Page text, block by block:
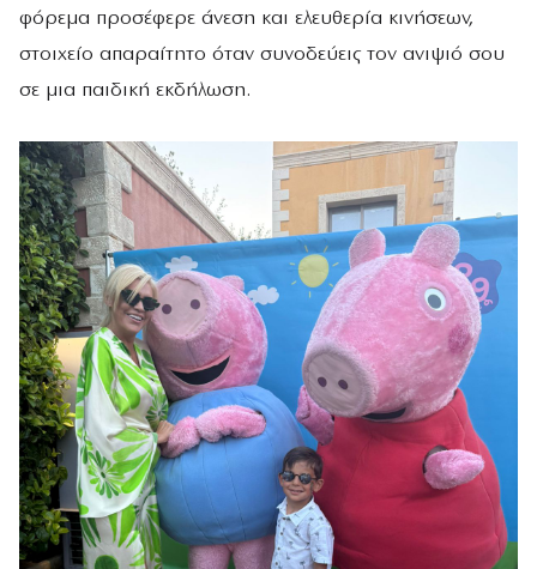
φόρεμα προσέφερε άνεση και ελευθερία κινήσεων,
στοιχείο απαραίτητο όταν συνοδεύεις τον ανιψιό σου
σε μια παιδική εκδήλωση.